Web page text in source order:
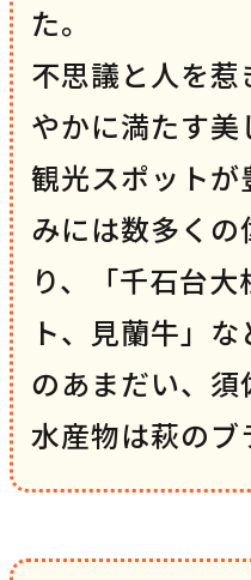
た。
不思議と人を
やかに満たす
観光スポット
みには数多く
り、「千石台
ト、見蘭牛」
のあまだい、
水産物は萩のブ